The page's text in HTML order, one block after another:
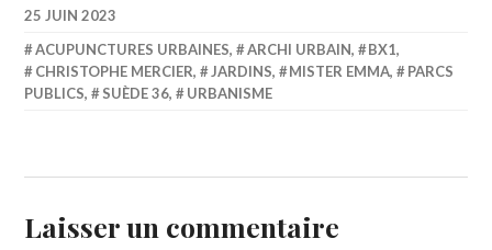
25 JUIN 2023
ACUPUNCTURES URBAINES, ARCHI URBAIN, BX1,
CHRISTOPHE MERCIER, JARDINS, MISTER EMMA,
PARCS
PUBLICS, SUÈDE 36, URBANISME
Laisser un commentaire